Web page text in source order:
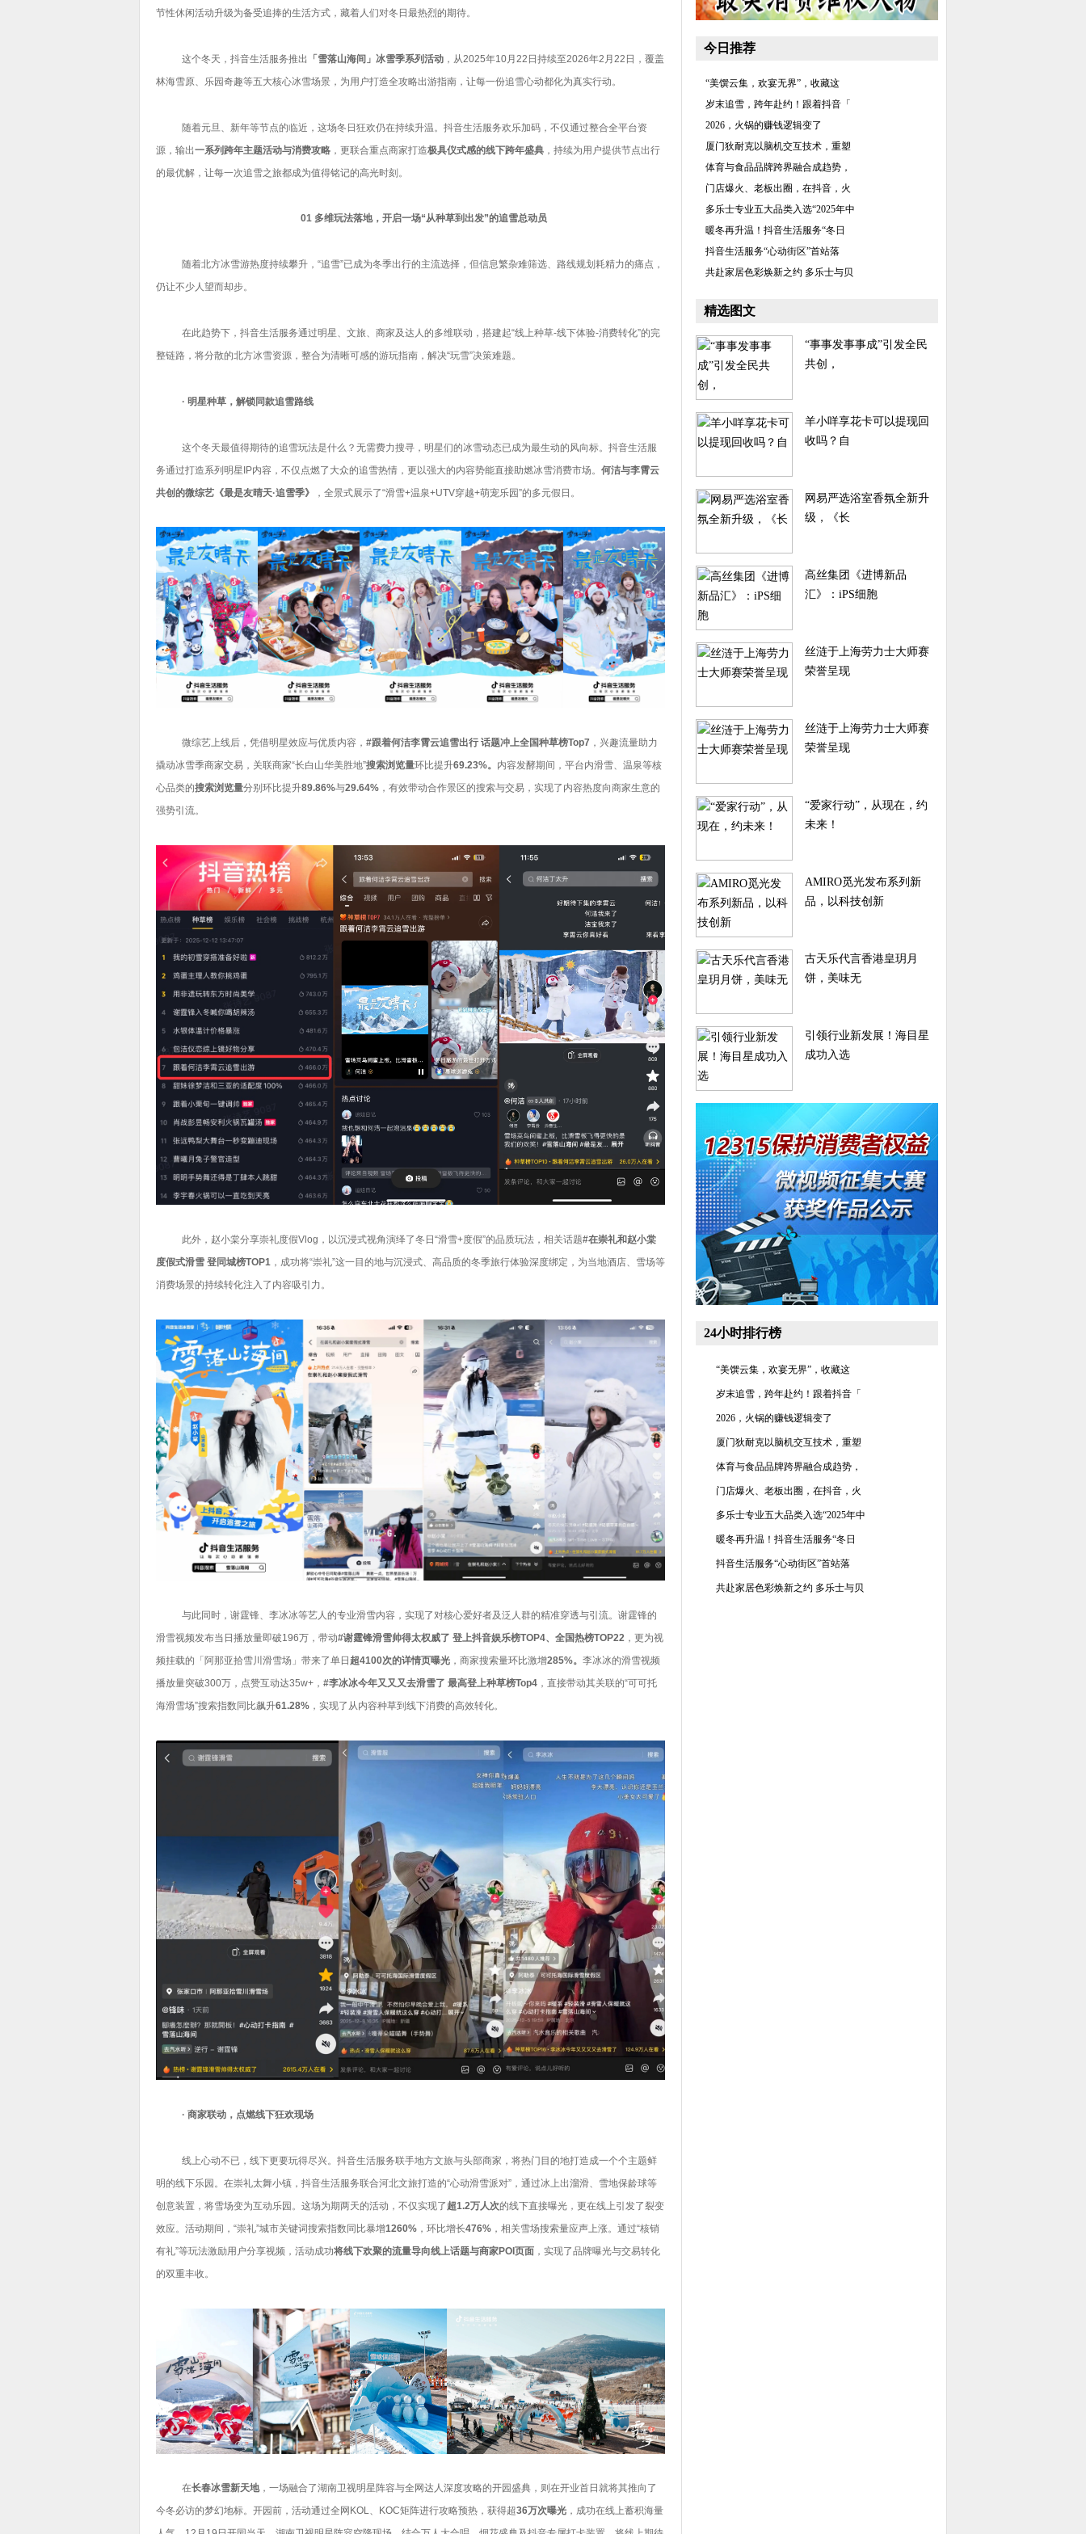
节性休闲活动升级为备受追捧的生活方式，藏着人们对冬日最热烈的期待。
这个冬天，抖音生活服务推出 「雪落山海间」冰雪季系列活动 ，从2025年10月22日持续至2026年2月22日，覆盖
林海雪原、乐园奇趣等五大核心冰雪场景，为用户打造全攻略出游指南，让每一份追雪心动都化为真实行动。
随着元旦、新年等节点的临近，这场冬日狂欢仍在持续升温。抖音生活服务欢乐加码，不仅通过整合全平台资
源，输出一系列跨年主题活动与消费攻略 ，更联合重点商家打造极具仪式感的线下跨年盛典 ，持续为用户提供节点出行
的最优解，让每一次追雪之旅都成为值得铭记的高光时刻。
01 多维玩法落地，开启一场“从种草到出发”的追雪总动员
随着北方冰雪游热度持续攀升，“追雪”已成为冬季出行的主流选择，但信息繁杂难筛选、路线规划耗精力的痛点，
仍让不少人望而却步。
在此趋势下，抖音生活服务通过明星、文旅、商家及达人的多维联动，搭建起“线上种草-线下体验-消费转化”的完
整链路，将分散的北方冰雪资源，整合为清晰可感的游玩指南，解决“玩雪”决策难题。
· 明星种草，解锁同款追雪路线
这个冬天最值得期待的追雪玩法是什么？无需费力搜寻，明星们的冰雪动态已成为最生动的风向标。抖音生活服
务通过打造系列明星IP内容，不仅点燃了大众的追雪热情，更以强大的内容势能直接助燃冰雪消费市场。 何洁与李霄云
共创的微综艺《最是友晴天·追雪季》
，全景式展示了“滑雪+温泉+UTV穿越+萌宠乐园”的多元假日。
微综艺上线后，凭借明星效应与优质内容， #跟着何洁李霄云追雪出行 话题冲上全国种草榜Top7 ，兴趣流量助力
撬动冰雪季商家交易，关联商家“长白山华美胜地”搜索浏览量环比提升69.23%。 内容发酵期间，平台内滑雪、温泉等核
心品类的搜索浏览量分别环比提升89.86%与29.64% ，有效带动合作景区的搜索与交易，实现了内容热度向商家生意的
强势引流。
此外，赵小棠分享崇礼度假Vlog，以沉浸式视角演绎了冬日“滑雪+度假”的品质玩法，相关话题#在崇礼和赵小棠
度假式滑雪 登同城榜TOP1 ，成功将“崇礼”这一目的地与沉浸式、高品质的冬季旅行体验深度绑定，为当地酒店、雪场等
消费场景的持续转化注入了内容吸引力。
与此同时，谢霆锋、李冰冰等艺人的专业滑雪内容，实现了对核心爱好者及泛人群的精准穿透与引流。谢霆锋的
滑雪视频发布当日播放量即破196万，带动#谢霆锋滑雪帅得太权威了 登上抖音娱乐榜TOP4、全国热榜TOP22 ，更为视
频挂载的「阿那亚拾雪川滑雪场」带来了单日 超4100次的详情页曝光 ，商家搜索量环比激增285%。 李冰冰的滑雪视频
播放量突破300万，点赞互动达35w+， #李冰冰今年又又又去滑雪了 最高登上种草榜Top4 ，直接带动其关联的“可可托
海滑雪场”搜索指数同比飙升61.28% ，实现了从内容种草到线下消费的高效转化。
· 商家联动，点燃线下狂欢现场
线上心动不已，线下更要玩得尽兴。抖音生活服务联手地方文旅与头部商家，将热门目的地打造成一个个主题鲜
明的线下乐园。在崇礼太舞小镇，抖音生活服务联合河北文旅打造的“心动滑雪派对”，通过冰上出溜滑、雪地保龄球等
创意装置，将雪场变为互动乐园。这场为期两天的活动，不仅实现了超1.2万人次的线下直接曝光，更在线上引发了裂变
效应。活动期间，“崇礼”城市关键词搜索指数同比暴增1260% ，环比增长476% ，相关雪场搜索量应声上涨。通过“核销
有礼”等玩法激励用户分享视频，活动成功将线下欢聚的流量导向线上话题与商家POI页面 ，实现了品牌曝光与交易转化
的双重丰收。
在长春冰雪新天地，一场融合了湖南卫视明星阵容与全网达人深度攻略的开园盛典，则在开业首日就将其推向了
今冬必访的梦幻地标。开园前，活动通过全网KOL、KOC矩阵进行攻略预热，获得超36万次曝光 ，成功在线上蓄积海量
今日推荐
“美馔云集，欢宴无界”，收藏这
岁末追雪，跨年赴约！跟着抖音「
2026，火锅的赚钱逻辑变了
厦门狄耐克以脑机交互技术，重塑
体育与食品品牌跨界融合成趋势，
门店爆火、老板出圈，在抖音，火
多乐士专业五大品类入选“2025年中
暖冬再升温！抖音生活服务“冬日
抖音生活服务“心动街区”首站落
共赴家居色彩焕新之约 多乐士与贝
精选图文
“事事发事事成”引发全民
共创，
羊小咩享花卡可以提现回
收吗？自
网易严选浴室香氛全新升
级，《长
高丝集团《进博新品
汇》：iPS细胞
丝涟于上海劳力士大师赛
荣誉呈现
丝涟于上海劳力士大师赛
荣誉呈现
“爱家行动”，从现在，约
未来！
AMIRO觅光发布系列新
品，以科技创新
古天乐代言香港皇玥月
饼，美味无
引领行业新发展！海目星
成功入选
24小时排行榜
“美馔云集，欢宴无界”，收藏这
岁末追雪，跨年赴约！跟着抖音「
2026，火锅的赚钱逻辑变了
厦门狄耐克以脑机交互技术，重塑
体育与食品品牌跨界融合成趋势，
门店爆火、老板出圈，在抖音，火
多乐士专业五大品类入选“2025年中
暖冬再升温！抖音生活服务“冬日
抖音生活服务“心动街区”首站落
共赴家居色彩焕新之约 多乐士与贝